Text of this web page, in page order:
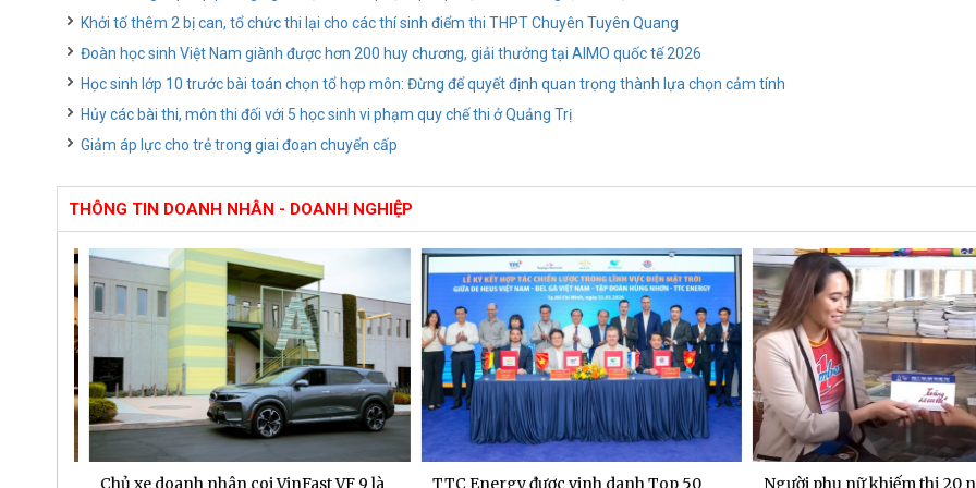
Khởi tố thêm 2 bị can, tổ chức thi lại cho các thí sinh điểm thi THPT Chuyên Tuyên Quang
Đoàn học sinh Việt Nam giành được hơn 200 huy chương, giải thưởng tại AIMO quốc tế 2026
Học sinh lớp 10 trước bài toán chọn tổ hợp môn: Đừng để quyết định quan trọng thành lựa chọn cảm tính
Hủy các bài thi, môn thi đối với 5 học sinh vi phạm quy chế thi ở Quảng Trị
Giảm áp lực cho trẻ trong giai đoạn chuyển cấp
THÔNG TIN DOANH NHÂN - DOANH NGHIỆP
Chủ xe doanh nhân coi VinFast VF 9 là TTC Energy được vinh danh Top 50 Người phụ nữ khiếm thị 20